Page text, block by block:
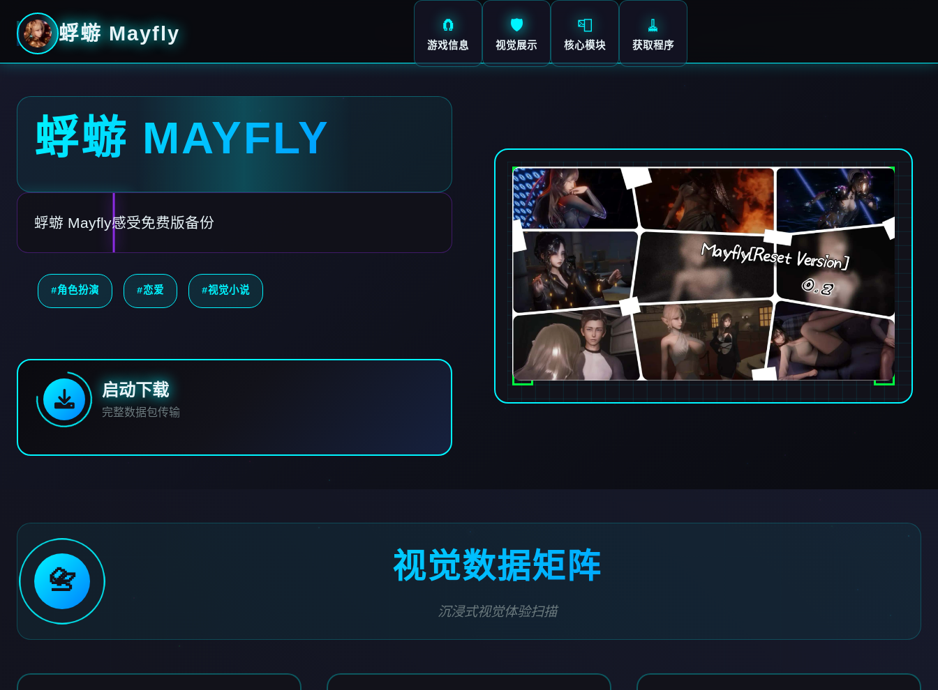
蜉蝣 Mayfly 🧲
游戏信息
🛡️
视觉展示
📮
核心模块
🧹
获取程序
蜉蝣 MAYFLY
蜉蝣 Mayfly感受免费版备份
#角色扮演 #恋爱 #视觉小说
启动下载
完整数据包传输
📇 视觉数据矩阵
沉浸式视觉体验扫描